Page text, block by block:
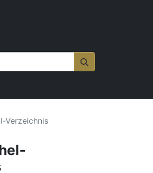
Verzeichnis